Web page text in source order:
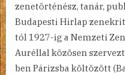
zenetörténész, tanár,
Budapesti Hirlap
tól 1927-ig a Nemzeti
Auréllal közösen
ben Párizsba költözött